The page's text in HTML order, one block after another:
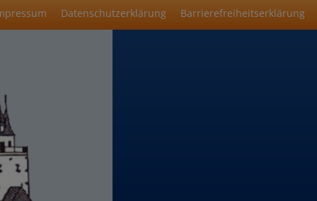
Datenschutzerklärung Barrierefreiheitserklärung